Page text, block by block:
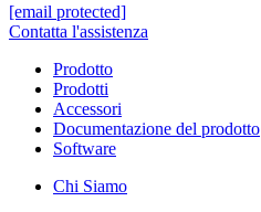
[email protected]
Contatta l'assistenza
Prodotto
Prodotti
Accessori
Documentazione del prodotto
Software
Chi Siamo